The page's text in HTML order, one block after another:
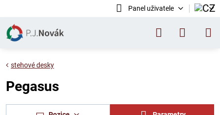
Panel uživatele
stehové desky
Pegasus